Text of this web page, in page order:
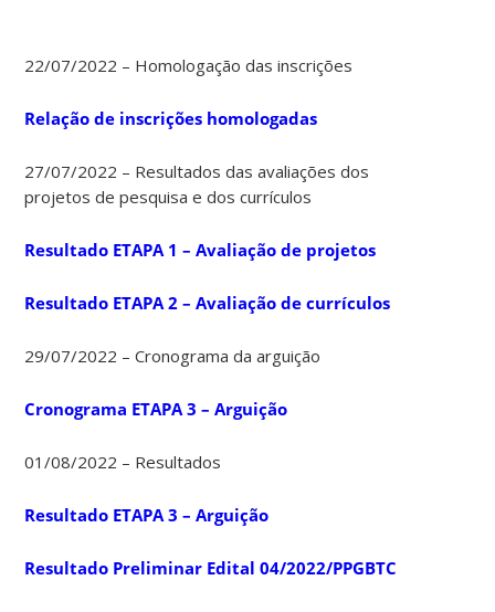
22/07/2022 – Homologação das inscrições
Relação de inscrições homologadas
27/07/2022 – Resultados das avaliações dos
projetos de pesquisa e dos currículos
Resultado ETAPA 1 – Avaliação de projetos
Resultado ETAPA 2 – Avaliação de currículos
29/07/2022 – Cronograma da arguição
Cronograma ETAPA 3 – Arguição
01/08/2022 – Resultados
Resultado ETAPA 3 – Arguição
Resultado Preliminar Edital 04/2022/PPGBTC